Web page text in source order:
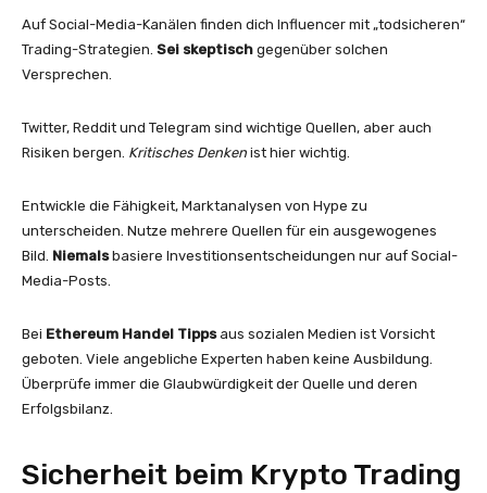
Auf Social-Media-Kanälen finden dich Influencer mit „todsicheren“
Trading-Strategien. Sei skeptisch gegenüber solchen
Versprechen.
Twitter, Reddit und Telegram sind wichtige Quellen, aber auch
Risiken bergen. Kritisches Denken ist hier wichtig.
Entwickle die Fähigkeit, Marktanalysen von Hype zu
unterscheiden. Nutze mehrere Quellen für ein ausgewogenes
Bild. Niemalsbasiere Investitionsentscheidungen nur auf Social-
Media-Posts.
Bei Ethereum Handel Tippsaus sozialen Medien ist Vorsicht
geboten. Viele angebliche Experten haben keine Ausbildung.
Überprüfe immer die Glaubwürdigkeit der Quelle und deren
Erfolgsbilanz.
Sicherheit beim Krypto Trading